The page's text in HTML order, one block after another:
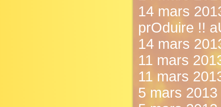
14 mars
prOduire !!
14 mars
11 mars
11 mars
5 mars 2013